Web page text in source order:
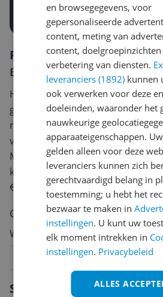
Prijsalert
Specificaties
Reviews
Er zijn nog geen reviews
Heb jij dit product in bezit en wil
geven? Start dan hieronder met
review. Afhankelijk van de details
van een review gemiddeld tussen
Met jouw mening help je andere
keuze te maken én maak je iedere
€250,-!
Klik hier voor de
Cijfer
Welk cijfer geef jij dit product?
6
5
4
3
2
Vraag 1 van 4
en browsegegevens, voor
gepersonaliseerde
content, meting van
content, doelgroepinzichten
verbetering van diensten.
leveranciers (1892) kunnen
ook verwerken voor deze
doeleinden, waaronder het
nauwkeurige
apparaateigenschappen.
gelden alleen voor deze
leveranciers kunnen zich
gerechtvaardigd belang in
toestemming; u hebt het
bezwaar te maken in
instellingen. U kunt uw
elk moment intrekken in
instellingen. Privacybeleid
ALLES